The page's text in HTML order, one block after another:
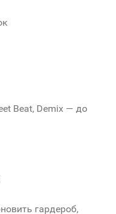
Beat, Demix — до
гардероб,